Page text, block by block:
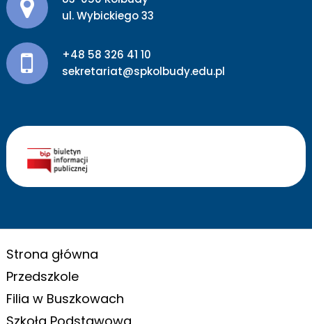
ul. Wybickiego 33
+48 58 326 41 10
sekretariat@spkolbudy.edu.pl
Strona główna
Przedszkole
Filia w Buszkowach